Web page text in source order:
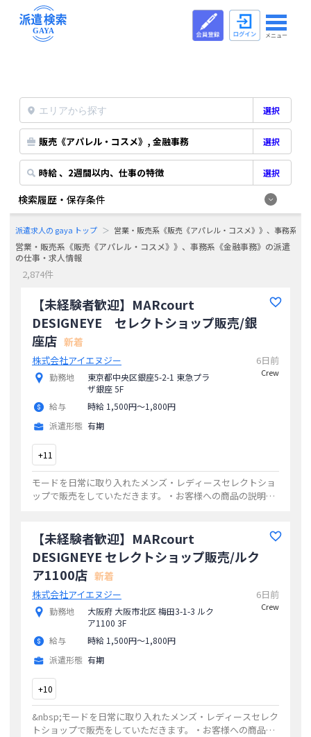
メニュー
選択
販売《アパレル・コスメ》, 金融事務 選択
時給 、2週間以内、仕事の特徴 選択
検索履歴・保存条件
派遣求人の gaya トップ 営業・販売系《販売《アパレル・コスメ》》、事務系《
営業・販売系《販売《アパレル・コスメ》》、事務系《金融事務》の派遣
の仕事・求人情報
2,874件
【未経験者歓迎】MARcourt
DESIGNEYE セレクトショップ販売/銀
座店 新着
株式会社アイエヌジー
勤務地
東京都中央区銀座5-2-1 東急プラ
ザ銀座 5F
給与
時給 1,500円〜1,800円
派遣形態 有期
6日前
Crew
+11
モードを日常に取り入れたメンズ・レディースセレクトショ
ップで販売をしていただきます。・お客様への商品の説明・
【未経験者歓迎】MARcourt
DESIGNEYE セレクトショップ販売/ルク
ア1100店 新着
株式会社アイエヌジー
勤務地
大阪府 大阪市北区 梅田3-1-3 ルク
ア1100 3F
給与
時給 1,500円〜1,800円
派遣形態 有期
6日前
Crew
+10
&nbsp;モードを日常に取り入れたメンズ・レディースセレク
トショップで販売をしていただきます。・お客様への商品の